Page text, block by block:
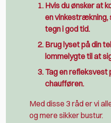
Hvis du ønsker at
en vinkestrækning,
tegn i god tid.
Brug lyset på din
lommelygte til at
Tag en refleksvest
chaufføren.
Med disse 3 råd er vi
og mere sikker bustur.